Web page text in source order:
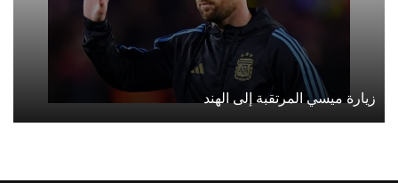
زيارة ميسي المرتقبة إلى الهند